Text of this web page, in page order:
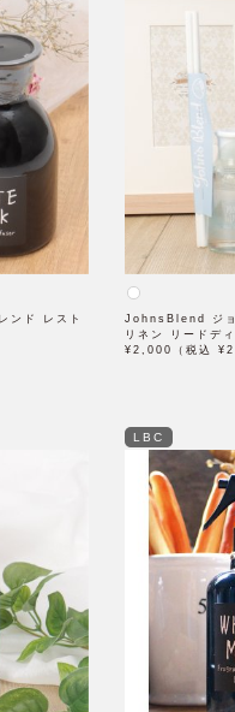
ンド レスト
JohnsBlend ジ
リネン リードデ
¥2,000（税込
LBC